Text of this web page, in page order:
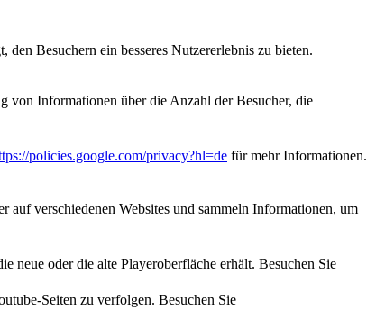
Besuchern ein besseres Nutzererlebnis zu bieten.
von Informationen über die Anzahl der Besucher, die
policies.google.com/privacy?hl=de für mehr Informationen.
verschiedenen Websites und sammeln Informationen, um
neue oder die alte Playeroberfläche erhält. Besuchen Sie
Seiten zu verfolgen. Besuchen Sie